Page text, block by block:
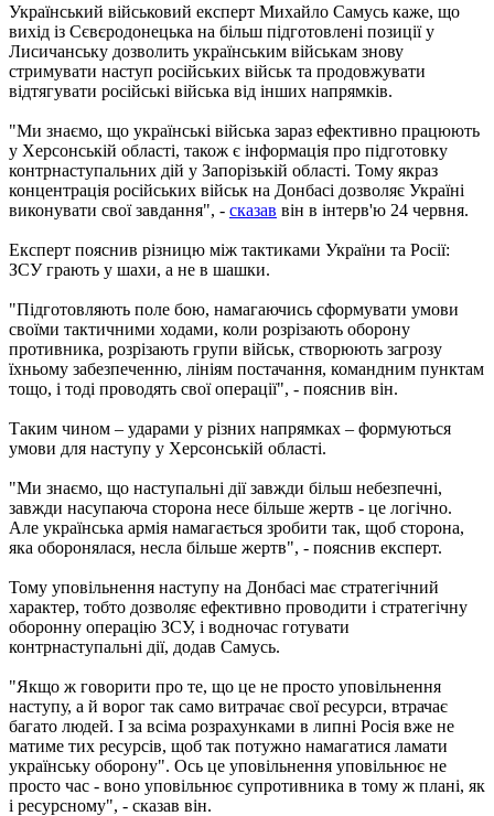
Український військовий експерт Михайло Самусь каже, що
вихід із Сєвєродонецька на більш підготовлені позиції у
Лисичанську дозволить українським військам знову
стримувати наступ російських військ та продовжувати
відтягувати російські війська від інших напрямків.
"Ми знаємо, що українські війська зараз ефективно працюють
у Херсонській області, також є інформація про підготовку
контрнаступальних дій у Запорізькій області. Тому якраз
концентрація російських військ на Донбасі дозволяє Україні
виконувати свої завдання", - сказав він в інтерв'ю 24 червня.
Експерт пояснив різницю між тактиками України та Росії:
ЗСУ грають у шахи, а не в шашки.
"Підготовляють поле бою, намагаючись сформувати умови
своїми тактичними ходами, коли розрізають оборону
противника, розрізають групи військ, створюють загрозу
їхньому забезпеченню, лініям постачання, командним пунктам
тощо, і тоді проводять свої операції", - пояснив він.
Таким чином – ударами у різних напрямках – формуються
умови для наступу у Херсонській області.
"Ми знаємо, що наступальні дії завжди більш небезпечні,
завжди насупаюча сторона несе більше жертв - це логічно.
Але українська армія намагається зробити так, щоб сторона,
яка оборонялася, несла більше жертв", - пояснив експерт.
Тому уповільнення наступу на Донбасі має стратегічний
характер, тобто дозволяє ефективно проводити і стратегічну
оборонну операцію ЗСУ, і водночас готувати
контрнаступальні дії, додав Самусь.
"Якщо ж говорити про те, що це не просто уповільнення
наступу, а й ворог так само витрачає свої ресурси, втрачає
багато людей. І за всіма розрахунками в липні Росія вже не
матиме тих ресурсів, щоб так потужно намагатися ламати
українську оборону". Ось це уповільнення уповільнює не
просто час - воно уповільнює супротивника в тому ж плані, як
і ресурсному", - сказав він.